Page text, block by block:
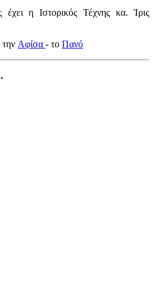
έχει η Ιστορικός Τέχνης κα. Ίρις
την Αφίσα - το Πανό